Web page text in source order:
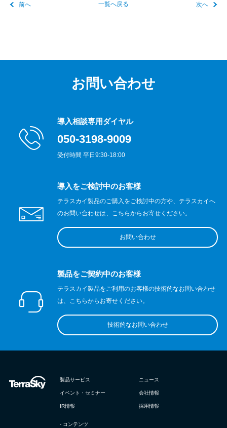
前へ 一覧へ戻る 次へ
お問い合わせ
導入相談専用ダイヤル
050-3198-9009
受付時間 平日9:30-18:00
導入をご検討中のお客様
テラスカイ製品のご購入をご検討中の方や、テラスカイへ
のお問い合わせは、こちらからお寄せください。
お問い合わせ
製品をご契約中のお客様
テラスカイ製品をご利用のお客様の技術的なお問い合わせ
は、こちらからお寄せください。
技術的なお問い合わせ
製品サービス ニュース
イベント・セミナー 会社情報
IR情報 採用情報
- コンテンツ